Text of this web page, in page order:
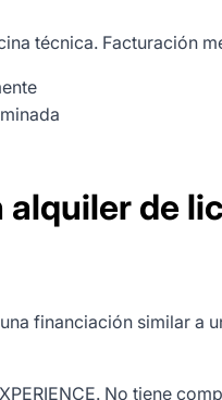
técnica. Facturación
de
financiación similar a
No tiene